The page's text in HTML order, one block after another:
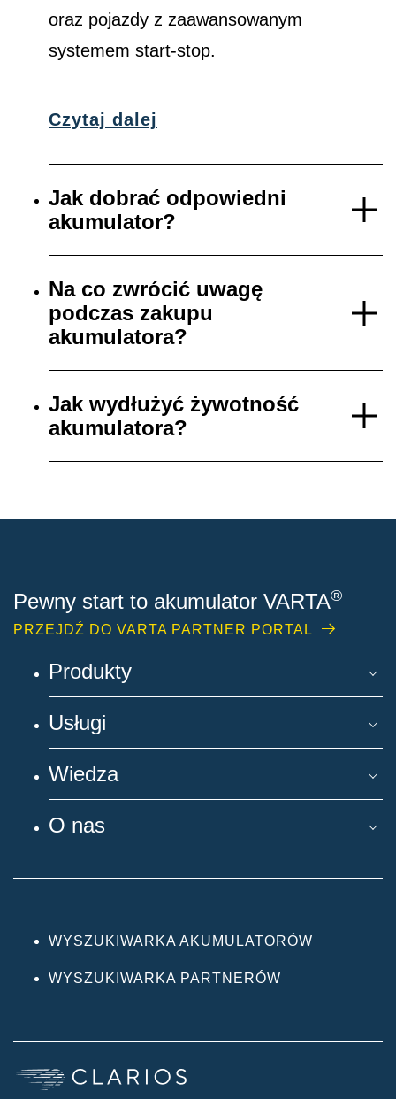
oraz pojazdy z zaawansowanym
systemem start-stop.
Czytaj dalej
Jak dobrać odpowiedni
akumulator?
Na co zwrócić uwagę
podczas zakupu
akumulatora?
Jak wydłużyć żywotność
akumulatora?
Pewny start to akumulator VARTA®
PRZEJDŹ DO VARTA PARTNER PORTAL
Produkty
Usługi
Wiedza
O nas
WYSZUKIWARKA AKUMULATORÓW
WYSZUKIWARKA PARTNERÓW